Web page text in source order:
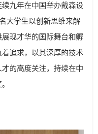
九年在中国举办戴森设
大学生以创新思维来解
现才华的国际舞台和孵
追求，以其深厚的技术
的高度关注，持续在中